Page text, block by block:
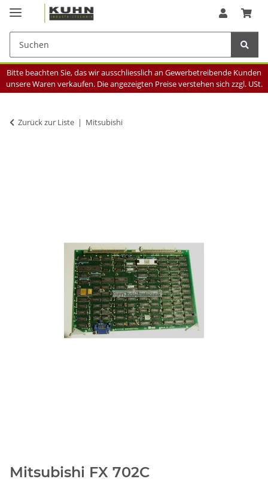
Bitte beachten Sie, das wir ausschliesslich an Gewerbetreibende Kunden
unsere Waren verkaufen. Die angezeigten Preise verstehen sich zzgl. USt.
Zurück zur Liste Mitsubishi
Mitsubishi FX 702C